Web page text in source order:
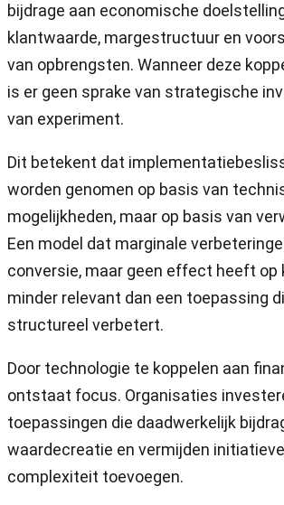
bijdrage aan economische
klantwaarde, margestructuur en
van opbrengsten. Wanneer deze
is er geen sprake van strategische
van experiment.
Dit betekent dat
worden genomen op basis van
mogelijkheden, maar op basis van
Een model dat marginale
conversie, maar geen effect heeft op
minder relevant dan een toepassing
structureel verbetert.
Door technologie te koppelen aan
ontstaat focus. Organisaties
toepassingen die daadwerkelijk
waardecreatie en vermijden
complexiteit toevoegen.